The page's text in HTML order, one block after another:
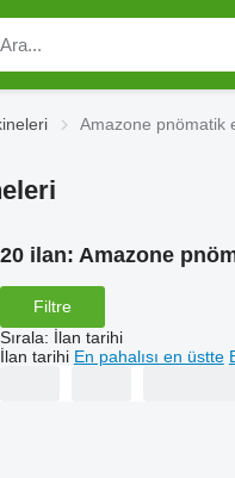
Amazone pnömatik
20 ilan: Amazone
Filtre
Sırala: İlan tarihi
İlan tarihi En pahalısı en üstte